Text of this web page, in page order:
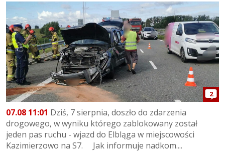
2
07.08 11:01 Dziś, 7 sierpnia, doszło do zdarzenia
drogowego, w wyniku którego zablokowany został
jeden pas ruchu - wjazd do Elbląga w miejscowości
Kazimierzowo na S7. Jak informuje nadkom....